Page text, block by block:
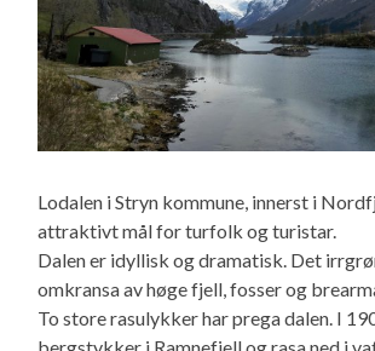
Lodalen i Stryn kommune, innerst i
attraktivt mål for turfolk og turistar.
Dalen er idyllisk og dramatisk. Det
omkransa av høge fjell, fosser og
To store rasulykker har prega dalen. I